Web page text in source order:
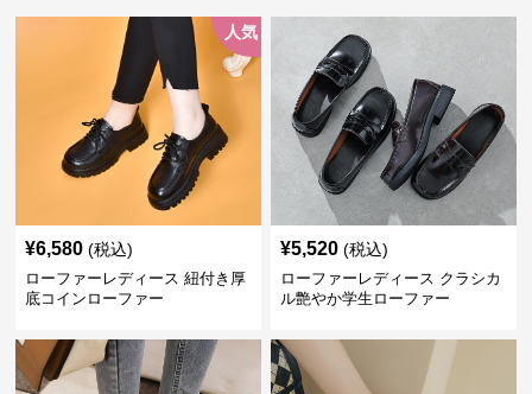
人気
¥6,580 (税込)
ローファーレディース 紐付き厚
底コインローファー
¥5,520 (税込)
ローファーレディース クラシカ
ル艶やか学生ローファー